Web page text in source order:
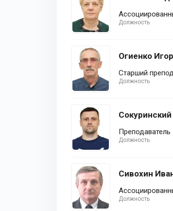
Должность
Огиенко
Старший
Должность
Преподаватель
Должность
Сивохин
Должность